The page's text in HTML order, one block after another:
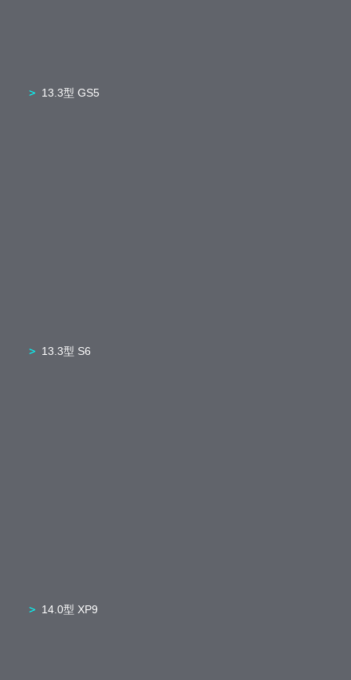
13.3型 GS5
13.3型 S6
14.0型 XP9